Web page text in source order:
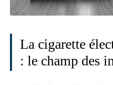
La cigarette
: le champ des